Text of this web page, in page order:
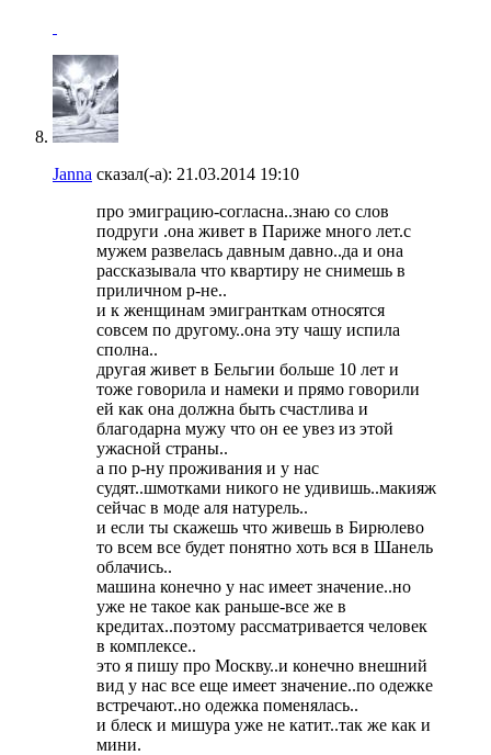
Janna сказал(-а): 21.03.2014 19:10
про эмиграцию-согласна..знаю со слов
подруги .она живет в Париже много лет.с
мужем развелась давным давно..да и она
рассказывала что квартиру не снимешь в
приличном р-не..
и к женщинам эмигранткам относятся
совсем по другому..она эту чашу испила
сполна..
другая живет в Бельгии больше 10 лет и
тоже говорила и намеки и прямо говорили
ей как она должна быть счастлива и
благодарна мужу что он ее увез из этой
ужасной страны..
а по р-ну проживания и у нас
судят..шмотками никого не удивишь..макияж
сейчас в моде аля натурель..
и если ты скажешь что живешь в Бирюлево
то всем все будет понятно хоть вся в Шанель
облачись..
машина конечно у нас имеет значение..но
уже не такое как раньше-все же в
кредитах..поэтому рассматривается человек
в комплексе..
это я пишу про Москву..и конечно внешний
вид у нас все еще имеет значение..по одежке
встречают..но одежка поменялась..
и блеск и мишура уже не катит..так же как и
мини.